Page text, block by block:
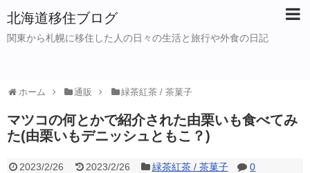
北海道移住ブログ
関東から札幌に移住した人の日々の生活と旅行や外食の日記
ホーム 通販 緑茶紅茶 / 茶菓子
マツコの何とかで紹介された由栗いも食べてみ
た(由栗いもデニッシュともこ？)
2023/2/26 2023/2/26 緑茶紅茶 / 茶菓子 0